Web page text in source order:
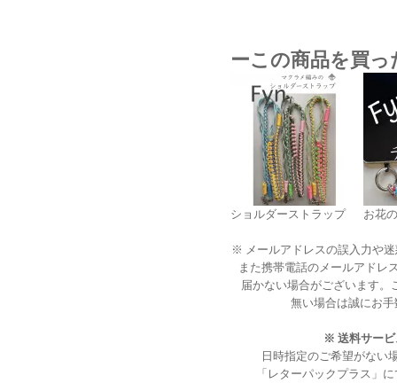
ーこの商品を買
ショルダーストラップ お花
※ メールアドレスの誤入力や
また携帯電話のメールアドレ
届かない場合がございます。
無い場合は誠にお
※ 送料サービ
日時指定のご希望がない
「レターパックプラス」